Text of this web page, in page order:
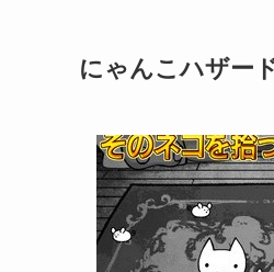
にゃんこハザー